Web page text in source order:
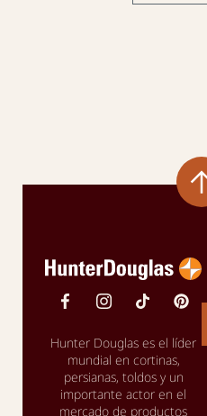
Hunter Douglas es el líder
mundial en cortinas,
persianas, toldos y un
importante actor en el
mercado de productos